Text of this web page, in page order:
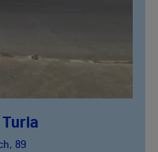
89